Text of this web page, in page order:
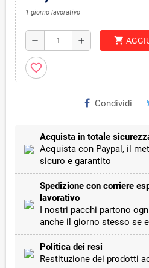
1 giorno lavorativo
remove add shopping_cart
favorite_border
Condividi
Acquista in totale
Acquista con Paypal, il
sicuro e garantito
Spedizione con corriere
lavorativo
I nostri pacchi partono
anche il giorno stesso se
Politica dei resi
Restituzione dei prodotti